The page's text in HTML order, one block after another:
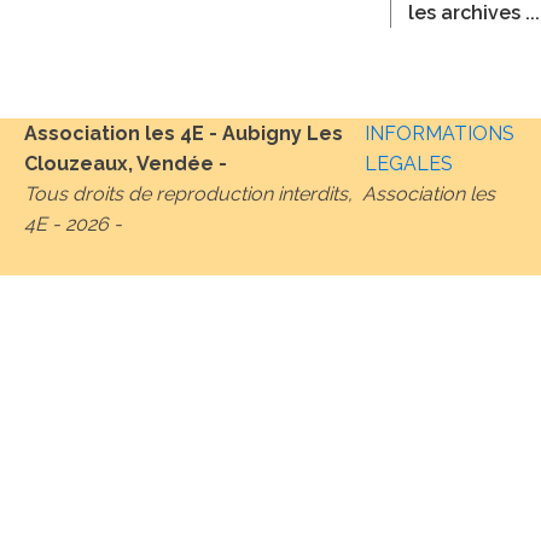
les archives ...
Association les 4E - Aubigny Les
Clouzeaux, Vendée -
INFORMATIONS
LEGALES
Tous droits de reproduction interdits, Association les
4E - 2026-